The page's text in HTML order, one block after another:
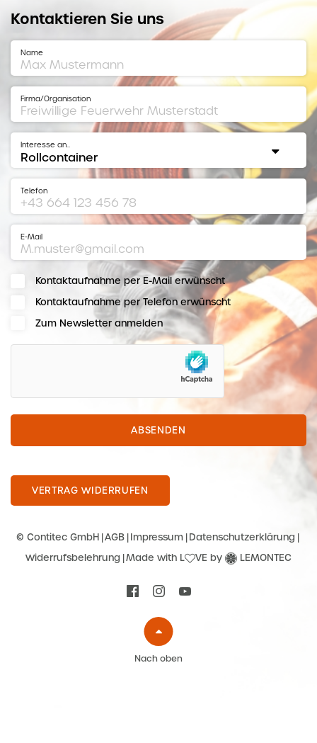
Kontaktieren Sie uns
Name
Firma/Organisation
Interesse an…
Telefon
E-Mail
Kontaktaufnahme per E-Mail erwünscht
Kontaktaufnahme per Telefon erwünscht
Zum Newsletter anmelden
ABSENDEN
VERTRAG WIDERRUFEN
© Contitec GmbH AGB Impressum Datenschutzerklärung
Widerrufsbelehrung Made with L VE by LEMONTEC
Nach oben